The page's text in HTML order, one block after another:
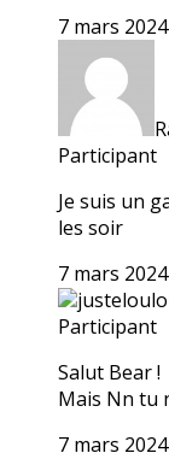
7 mars
Participant
Je suis un
les soir
7 mars
Participant
Salut Bear !
Mais Nn tu
7 mars